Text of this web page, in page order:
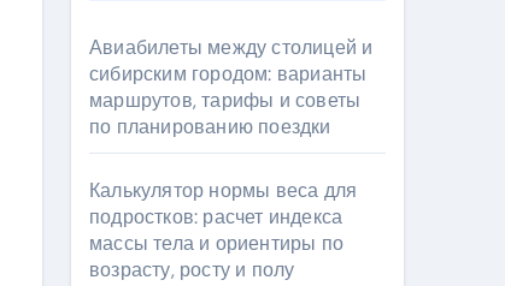
Авиабилеты между столицей и
сибирским городом: варианты
маршрутов, тарифы и советы
по планированию поездки
Калькулятор нормы веса для
подростков: расчет индекса
массы тела и ориентиры по
возрасту, росту и полу